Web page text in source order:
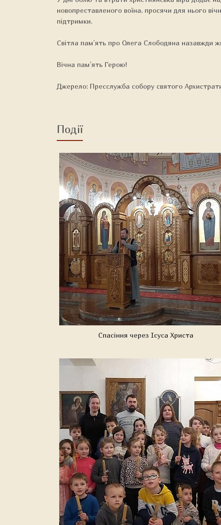
новопреставленого воїна, просячи для нього
підтримки.
Світла пам’ять про Олега Слободяна назавжди
Вічна пам’ять Герою!
Джерело: Пресслужба собору святого
Події
Спасіння через Ісуса Христа